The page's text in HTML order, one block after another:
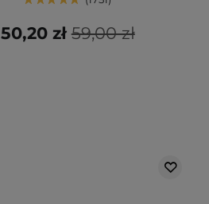
59,00 zł
50,20 zł